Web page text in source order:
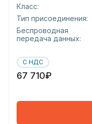
Класс:
Тип присоединения:
Беспроводная
передача данных:
С НДС
67 710₽